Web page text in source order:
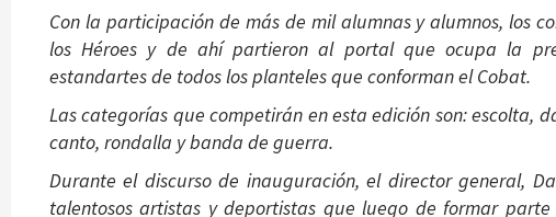
Con la participación de más de mil alumnas y alumnos, los
los Héroes y de ahí partieron al portal que ocupa la
estandartes de todos los planteles que conforman el Cobat.
Las categorías que competirán en esta edición son: escolta,
canto, rondalla y banda de guerra.
Durante el discurso de inauguración, el director general,
talentosos artistas y deportistas que luego de formar